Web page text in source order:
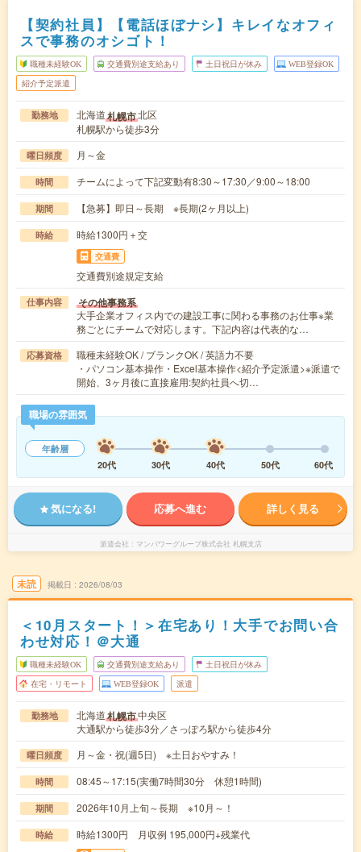
【契約社員】【電話ほぼナシ】キレイなオフィ
スで事務のオシゴト！
職種未経験OK 交通費別途支給あり 土日祝日が休み WEB登録OK
紹介予定派遣
勤務地 北海道札幌市北区
札幌駅から徒歩3分
曜日頻度 月～金
時間 チームによって下記変動有8:30～17:30／9:00～18:00
期間 【急募】即日～長期 ※長期(2ヶ月以上)
時給 時給1300円＋交
交通費
交通費別途規定支給
仕事内容 その他事務系
大手企業オフィス内での建設工事に関わる事務のお仕事※業
務ごとにチームで対応します。下記内容は代表的な…
応募資格
職種未経験OK / ブランクOK / 英語力不要
・パソコン基本操作・Excel基本操作<紹介予定派遣>※派遣で
開始、3ヶ月後に直接雇用:契約社員へ切…
職場の雰囲気
年齢層
20代
30代 40代 50代 60代
気になる! 応募へ進む 詳しく見る
派遣会社 マンパワーグループ株式会社 札幌支店
未読 掲載日 2026/08/03
＜10月スタート！＞在宅あり！大手でお問い合
わせ対応！＠大通
職種未経験OK 交通費別途支給あり 土日祝日が休み
在宅・リモート WEB登録OK 派遣
勤務地 北海道札幌市中央区
大通駅から徒歩3分／さっぽろ駅から徒歩4分
曜日頻度 月～金・祝(週5日) ※土日おやすみ！
時間 08:45～17:15(実働7時間30分 休憩1時間)
期間 2026年10月上旬～長期 ※10月～！
時給 時給1300円 月収例 195,000円+残業代